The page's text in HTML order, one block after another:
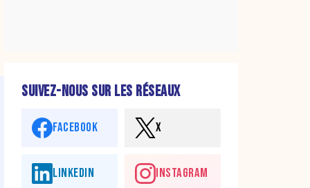
SUIVEZ-NOUS SUR LES RÉSEAUX
FACEBOOK X
LINKEDIN INSTAGRAM